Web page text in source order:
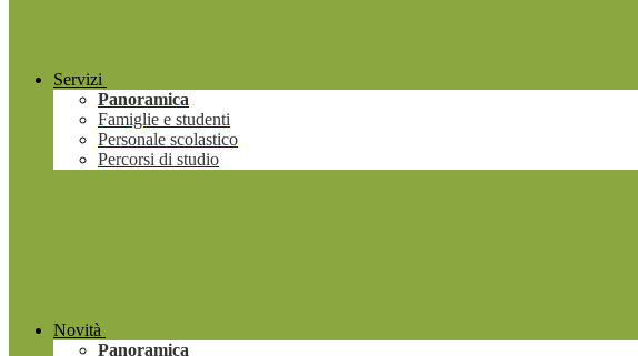
Servizi
Panoramica
Famiglie e studenti
Personale scolastico
Percorsi di studio
Novità
Panoramica